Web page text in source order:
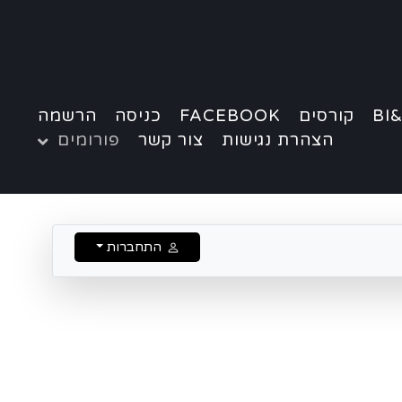
קורסים FACEBOOK כניסה
הרשמה
הצהרת נגישות
צור קשר פורומים
התחברות